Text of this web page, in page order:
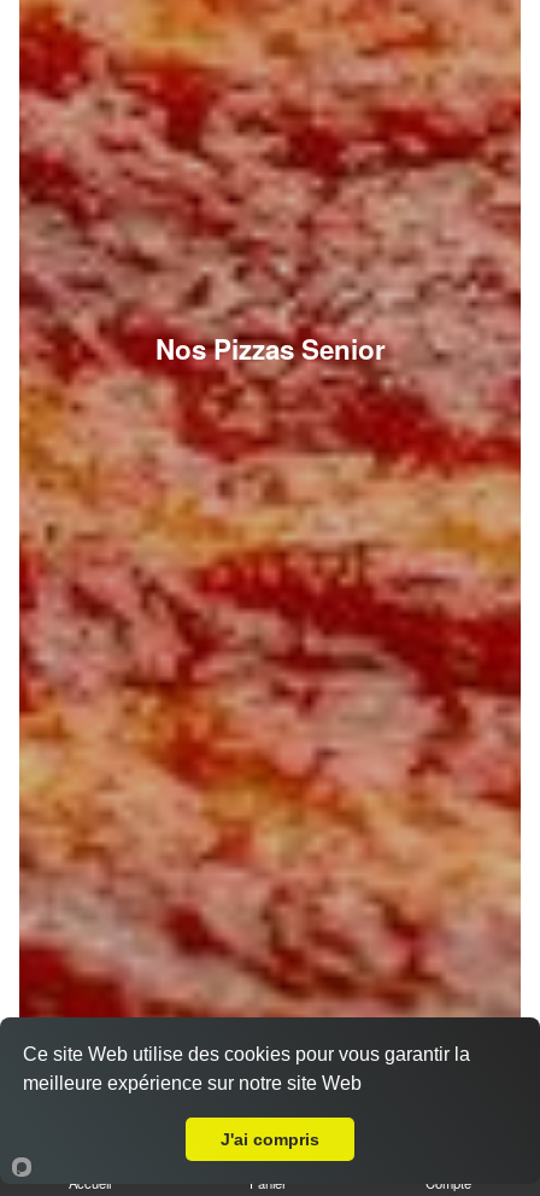
Nos Pizzas Senior
Accueil Panier Compte
Ce site Web utilise des cookies pour vous garantir la
meilleure expérience sur notre site Web
J'ai compris